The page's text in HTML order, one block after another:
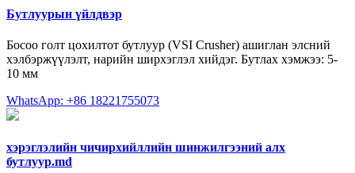
Бутлуурын үйлдвэр
Босоо голт цохилтот бутлуур (VSI Crusher) ашиглан элсний
хэлбэржүүлэлт, нарийн ширхэглэл хийдэг. Бутлах хэмжээ: 5-
10 мм
WhatsApp: +86 18221755073
хэрэглэлийн чичирхийллийн шинжилгээний алх
бутлуур.md